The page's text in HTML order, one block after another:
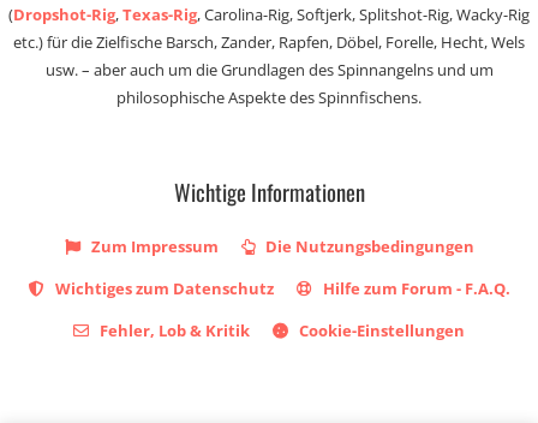
(Dropshot-Rig,Texas-Rig, Carolina-Rig, Softjerk, Splitshot-Rig, Wacky-Rig
etc.) für die Zielfische Barsch, Zander, Rapfen, Döbel, Forelle, Hecht, Wels
usw. – aber auch um die Grundlagen des Spinnangelns und um
philosophische Aspekte des Spinnfischens.
Wichtige Informationen
Zum Impressum
Die Nutzungsbedingungen
Wichtiges zum Datenschutz
Hilfe zum Forum - F.A.Q.
Fehler, Lob & Kritik
Cookie-Einstellungen